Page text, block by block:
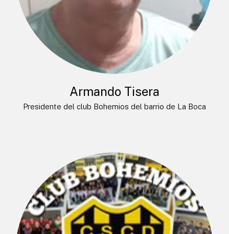
Armando Tisera
Presidente del club Bohemios del barrio de La Boca